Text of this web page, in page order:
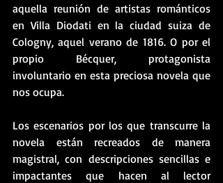
aquella reunión de artistas románticos
en Villa Diodati en la ciudad suiza de
Cologny, aquel verano de 1816. O por el
propio Bécquer, protagonista
involuntario en esta preciosa novela que
nos ocupa.
Los escenarios por los que transcurre la
novela están recreados de manera
magistral, con descripciones sencillas e
impactantes que hacen al lector